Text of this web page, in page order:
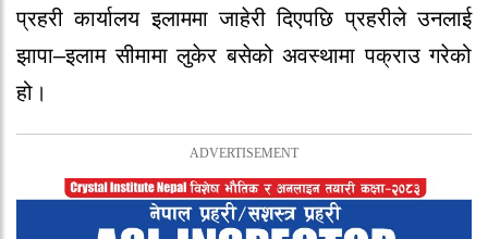
प्रहरी कार्यालय इलाममा जाहेरी दिएपछि प्रहरीले उनलाई
झापा–इलाम सीमामा लुकेर बसेको अवस्थामा पक्राउ गरेको
हो।